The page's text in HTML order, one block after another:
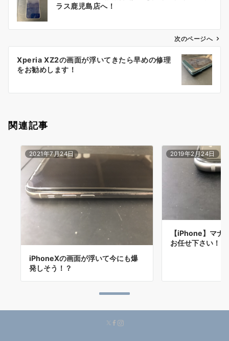
ビ
ン
ラス鹿児島店へ！
次のページへ
Xperia XZ2の画面が浮いてきたら早めの修理
をお勧めします！
関連記事
2021年7月24日
iPhoneXの画面が浮いて今にも爆
発しそう！？
2019年2月24日
【iPhone】マナ
お任せ下さい！